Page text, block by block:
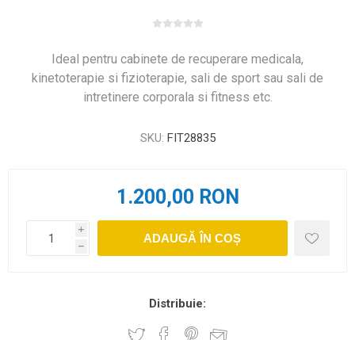
Ideal pentru cabinete de recuperare medicala,
kinetoterapie si fizioterapie, sali de sport sau sali de
intretinere corporala si fitness etc.
SKU: FIT28835
1.200,00 RON
i
h
ADAUGĂ ÎN COȘ
Distribuie: